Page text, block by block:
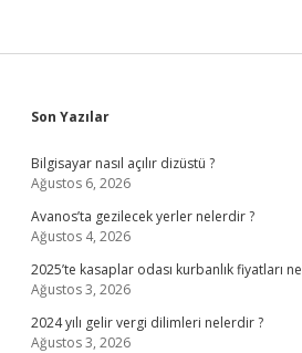
Sidebar
Son Yazılar
Bilgisayar nasıl açılır dizüstü ?
Ağustos 6, 2026
Avanos’ta gezilecek yerler nelerdir ?
Ağustos 4, 2026
2025’te kasaplar odası kurbanlık fiyatları
Ağustos 3, 2026
2024 yılı gelir vergi dilimleri nelerdir ?
Ağustos 3, 2026